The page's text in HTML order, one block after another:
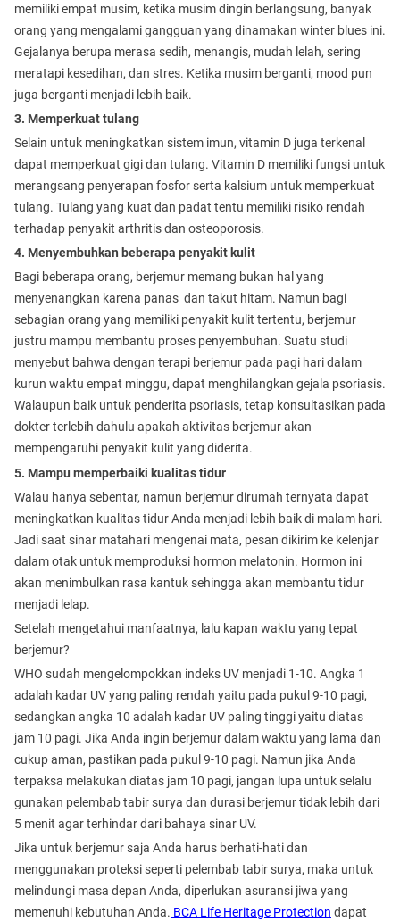
memiliki empat musim, ketika musim dingin berlangsung, banyak
orang yang mengalami gangguan yang dinamakan winter blues ini.
Gejalanya berupa merasa sedih, menangis, mudah lelah, sering
meratapi kesedihan, dan stres. Ketika musim berganti, mood pun
juga berganti menjadi lebih baik.
3. Memperkuat tulang
Selain untuk meningkatkan sistem imun, vitamin D juga terkenal
dapat memperkuat gigi dan tulang. Vitamin D memiliki fungsi untuk
merangsang penyerapan fosfor serta kalsium untuk memperkuat
tulang. Tulang yang kuat dan padat tentu memiliki risiko rendah
terhadap penyakit arthritis dan osteoporosis.
4. Menyembuhkan beberapa penyakit kulit
Bagi beberapa orang, berjemur memang bukan hal yang
menyenangkan karena panas dan takut hitam. Namun bagi
sebagian orang yang memiliki penyakit kulit tertentu, berjemur
justru mampu membantu proses penyembuhan. Suatu studi
menyebut bahwa dengan terapi berjemur pada pagi hari dalam
kurun waktu empat minggu, dapat menghilangkan gejala psoriasis.
Walaupun baik untuk penderita psoriasis, tetap konsultasikan pada
dokter terlebih dahulu apakah aktivitas berjemur akan
mempengaruhi penyakit kulit yang diderita.
5. Mampu memperbaiki kualitas tidur
Walau hanya sebentar, namun berjemur dirumah ternyata dapat
meningkatkan kualitas tidur Anda menjadi lebih baik di malam hari.
Jadi saat sinar matahari mengenai mata, pesan dikirim ke kelenjar
dalam otak untuk memproduksi hormon melatonin. Hormon ini
akan menimbulkan rasa kantuk sehingga akan membantu tidur
menjadi lelap.
Setelah mengetahui manfaatnya, lalu kapan waktu yang tepat
berjemur?
WHO sudah mengelompokkan indeks UV menjadi 1-10. Angka 1
adalah kadar UV yang paling rendah yaitu pada pukul 9-10 pagi,
sedangkan angka 10 adalah kadar UV paling tinggi yaitu diatas
jam 10 pagi. Jika Anda ingin berjemur dalam waktu yang lama dan
cukup aman, pastikan pada pukul 9-10 pagi. Namun jika Anda
terpaksa melakukan diatas jam 10 pagi, jangan lupa untuk selalu
gunakan pelembab tabir surya dan durasi berjemur tidak lebih dari
5 menit agar terhindar dari bahaya sinar UV.
Jika untuk berjemur saja Anda harus berhati-hati dan
menggunakan proteksi seperti pelembab tabir surya, maka untuk
melindungi masa depan Anda, diperlukan asuransi jiwa yang
memenuhi kebutuhan Anda. BCA Life Heritage Protection dapat